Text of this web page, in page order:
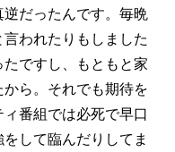
逆だったんです。毎晩
われたりもしました
ですし、もともと家
ら。それでも期待を
番組では必死で早口
して臨んだりしてま